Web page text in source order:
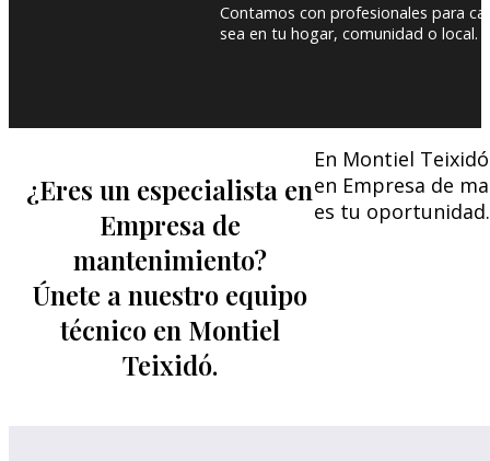
Contamos con profesionales para
sea en tu hogar, comunidad o local.
¿Eres un especialista en
Empresa de
mantenimiento?
Únete a nuestro equipo
técnico en Montiel
Teixidó.
En Montiel
en Empresa de
es tu oportunidad.